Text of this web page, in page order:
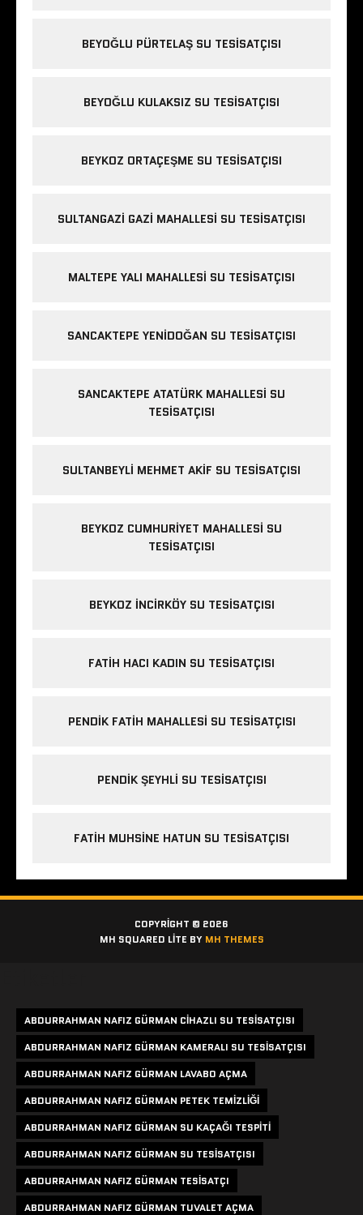
BEYOĞLU PÜRTELAŞ SU TESISATÇISI
BEYOĞLU KULAKSIZ SU TESISATÇISI
BEYKOZ ORTAÇEŞME SU TESISATÇISI
SULTANGAZI GAZI MAHALLESI SU TESISATÇISI
MALTEPE YALI MAHALLESI SU TESISATÇISI
SANCAKTEPE YENIDOĞAN SU TESISATÇISI
SANCAKTEPE ATATÜRK MAHALLESI SU
TESISATÇISI
SULTANBEYLI MEHMET AKIF SU TESISATÇISI
BEYKOZ CUMHURIYET MAHALLESI SU
TESISATÇISI
BEYKOZ INCIRKÖY SU TESISATÇISI
FATIH HACI KADIN SU TESISATÇISI
PENDIK FATIH MAHALLESI SU TESISATÇISI
PENDIK ŞEYHLI SU TESISATÇISI
FATIH MUHSINE HATUN SU TESISATÇISI
COPYRIGHT © 2026
MH SQUARED LITE BY MH THEMES
ABDURRAHMAN NAFIZ GÜRMAN CIHAZLI SU TESISATÇISI
ABDURRAHMAN NAFIZ GÜRMAN KAMERALI SU TESISATÇISI
ABDURRAHMAN NAFIZ GÜRMAN LAVABO AÇMA
ABDURRAHMAN NAFIZ GÜRMAN PETEK TEMIZLIĞI
ABDURRAHMAN NAFIZ GÜRMAN SU KAÇAĞI TESPITI
ABDURRAHMAN NAFIZ GÜRMAN SU TESISATÇISI
ABDURRAHMAN NAFIZ GÜRMAN TESISATÇI
ABDURRAHMAN NAFIZ GÜRMAN TUVALET AÇMA